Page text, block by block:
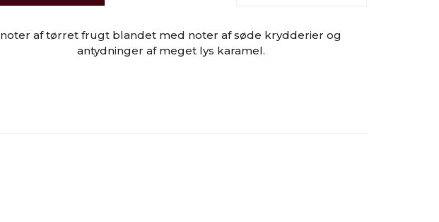
noter af tørret frugt blandet med noter af søde krydderier og
antydninger af meget lys karamel.